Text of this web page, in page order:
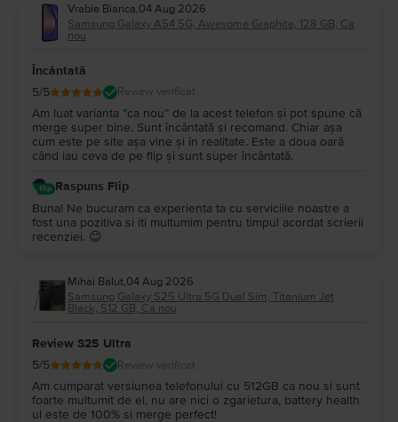
Vrabie Bianca,04 Aug 2026
Samsung Galaxy A54 5G, Awesome Graphite, 128 GB, Ca
nou
Încântată
5/5 Review verificat
Am luat varianta ”ca nou” de la acest telefon și pot spune că
merge super bine. Sunt încântată și recomand. Chiar așa
cum este pe site așa vine și în realitate. Este a doua oară
când iau ceva de pe flip și sunt super încântată.
Raspuns Flip
Buna! Ne bucuram ca experienta ta cu serviciile noastre a
fost una pozitiva si iti multumim pentru timpul acordat scrierii
recenziei. 😊
Mihai Balut,04 Aug 2026
Samsung Galaxy S25 Ultra 5G Dual Sim, Titanium Jet
Black, 512 GB, Ca nou
Review S25 Ultra
5/5 Review verificat
Am cumparat versiunea telefonului cu 512GB ca nou si sunt
foarte multumit de el, nu are nici o zgarietura, battery health
ul este de 100% si merge perfect!